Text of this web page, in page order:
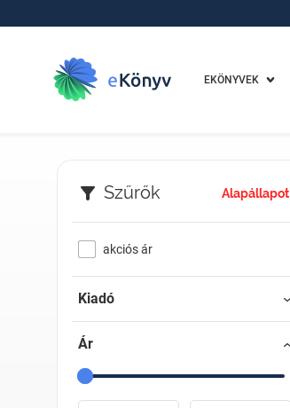
EKÖNYVEK
Szűrők Alapállapot
akciós ár
Kiadó
Ár